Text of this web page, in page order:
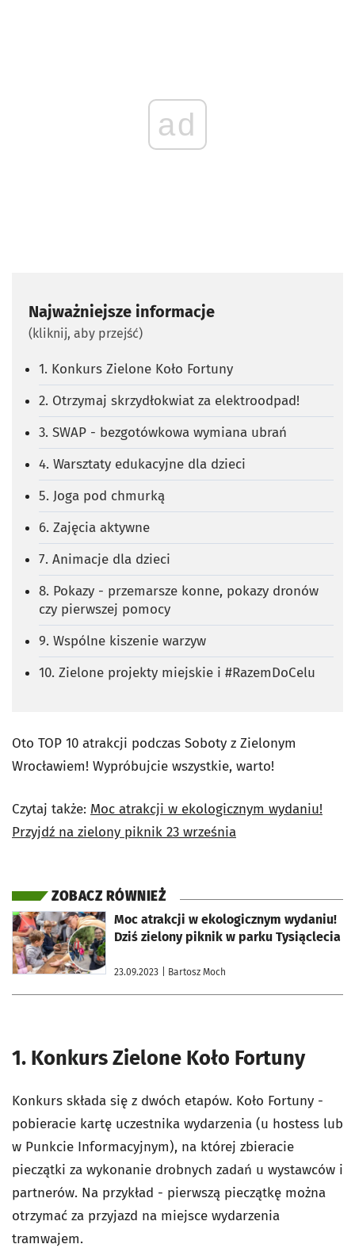
ad
Najważniejsze informacje
(kliknij, aby przejść)
1. Konkurs Zielone Koło Fortuny
2. Otrzymaj skrzydłokwiat za elektroodpad!
3. SWAP - bezgotówkowa wymiana ubrań
4. Warsztaty edukacyjne dla dzieci
5. Joga pod chmurką
6. Zajęcia aktywne
7. Animacje dla dzieci
8. Pokazy - przemarsze konne, pokazy dronów
czy pierwszej pomocy
9. Wspólne kiszenie warzyw
10. Zielone projekty miejskie i #RazemDoCelu
Oto TOP 10 atrakcji podczas Soboty z Zielonym
Wrocławiem! Wypróbujcie wszystkie, warto!
Czytaj także: Moc atrakcji w ekologicznym wydaniu!
Przyjdź na zielony piknik 23 września
ZOBACZ RÓWNIEŻ
Moc atrakcji w ekologicznym wydaniu!
Dziś zielony piknik w parku Tysiąclecia
23.09.2023 | Bartosz Moch
otworzy się w nowej karcie
1. Konkurs Zielone Koło Fortuny
Konkurs składa się z dwóch etapów. Koło Fortuny -
pobieracie kartę uczestnika wydarzenia (u hostess lub
w Punkcie Informacyjnym), na której zbieracie
pieczątki za wykonanie drobnych zadań u wystawców i
partnerów. Na przykład - pierwszą pieczątkę można
otrzymać za przyjazd na miejsce wydarzenia
tramwajem.